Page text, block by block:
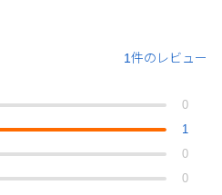
1件のレビュー
0
1
0
0